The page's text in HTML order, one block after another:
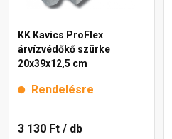
KK Kavics ProFlex
árvízvédőkő szürke
20x39x12,5 cm
Rendelésre
3 130 Ft / db